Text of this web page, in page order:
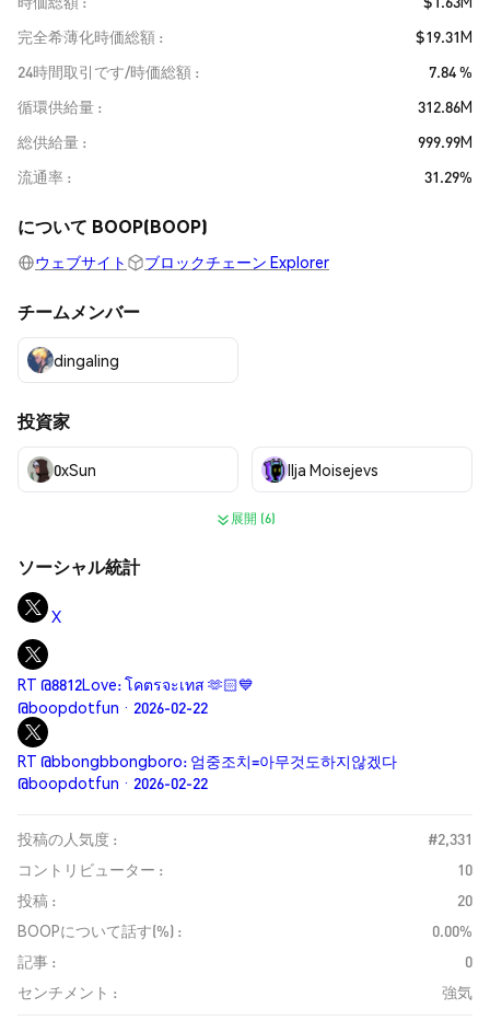
完全希薄化時価総額
$19.31M
24時間取引です/時価総額
7.84 %
循環供給量
312.86M
総供給量
999.99M
流通率
31.29%
について BOOP(BOOP)
ウェブサイト ブロックチェーン Explorer
チームメンバー
dingaling
投資家
0xSun Ilja Moisejevs
展開 (6)
ソーシャル統計
X
RT @8812Love: โคตรจะเทส 🫶🏻💙
@boopdotfun · 2026-02-22
RT @bbongbbongboro: 엄중조치=아무것도하지않겠다
@boopdotfun · 2026-02-22
投稿の人気度 :
#2,331
コントリビューター :
10
投稿 :
20
BOOPについて話す(%) :
0.00%
記事 :
0
センチメント :
強気